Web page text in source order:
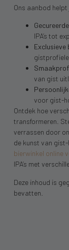
Ons aanbod
IPA’s tot
Exclusieve
van gist
voor gist-
Ontdek hoe
transformeren.
verrassen door
de kunst van
bierwinkel online
IPA’s met
Deze inhoud is
bevatten.